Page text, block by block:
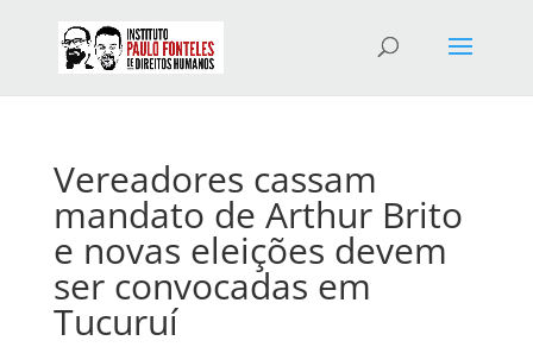
Vereadores cassam
mandato de Arthur Brito
e novas eleições devem
ser convocadas em
Tucuruí